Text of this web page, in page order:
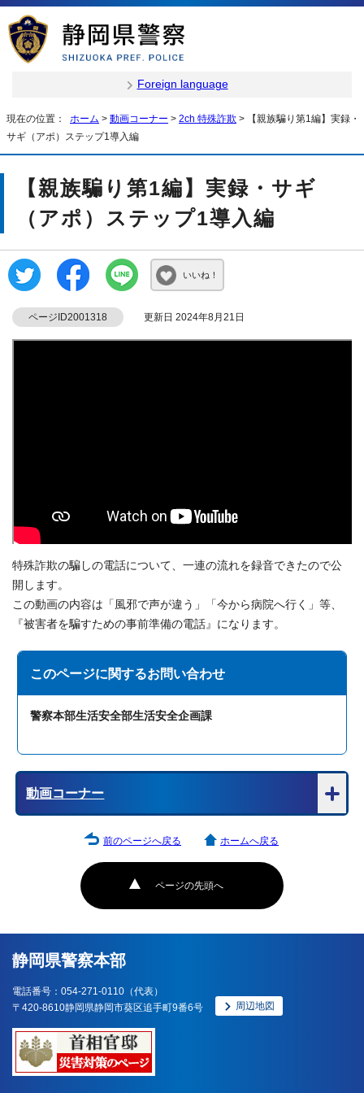
Foreign language
現在の位置： ホーム > 動画コーナー > 2ch 特殊詐欺 > 【親族騙り第1編】実録・
サギ（アポ）ステップ1導入編
【親族騙り第1編】実録・サギ
（アポ）ステップ1導入編
いいね！
ページID2001318 更新日 2024年8月21日
特殊詐欺の騙しの電話について、一連の流れを録音できたので公
開します。
この動画の内容は「風邪で声が違う」「今から病院へ行く」等、
『被害者を騙すための事前準備の電話』になります。
このページに関するお問い合わせ
警察本部生活安全部生活安全企画課
動画コーナー
ページの先頭へ
前のページへ戻る ホームへ戻る
静岡県警察本部
電話番号：054-271-0110（代表）
〒420-8610静岡県静岡市葵区追手町9番6号
周辺地図